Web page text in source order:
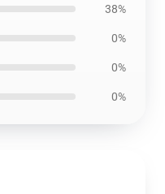
38%
0%
0%
0%